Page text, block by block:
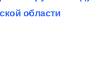
области